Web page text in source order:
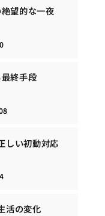
望的な一夜
終手段
しい初動対応
活の変化